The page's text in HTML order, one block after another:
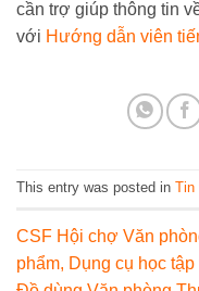
cần trợ giúp thông tin
với Hướng dẫn viên
This entry was posted in Tin
CSF Hội chợ Văn
phẩm, Dụng cụ học tập